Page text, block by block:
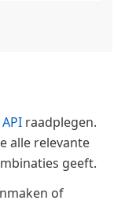
raadplegen.
alle relevante
geeft.
of